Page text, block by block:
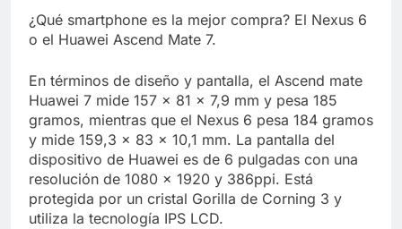
Crucero en México te
lleva a lugares
paranormales con
nocturna y reuniones de
secuestrados
La Inteligencia Artificial
deepfake de Samsung
fabrica un clip de
movimiento desde una
sola foto
7 Años Atrás
¿Qué smartphone es la mejor compra? El Nexus 6
o el Huawei Ascend Mate 7.
En términos de diseño y pantalla, el Ascend mate
Huawei 7 mide 157 x 81 x 7,9 mm y pesa 185
gramos, mientras que el Nexus 6 pesa 184 gramos
y mide 159,3 x 83 x 10,1 mm. La pantalla del
dispositivo de Huawei es de 6 pulgadas con una
resolución de 1080 x 1920 y 386ppi. Está
protegida por un cristal Gorilla de Corning 3 y
utiliza la tecnología IPS LCD.